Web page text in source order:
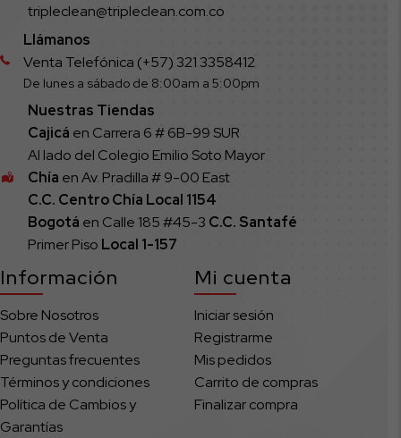
tripleclean@tripleclean.com.co
Llámanos
Venta Telefónica (+57) 321 3358412
De lunes a sábado de 8:00am a 5:00pm
Nuestras Tiendas
Cajicá en Carrera 6 # 6B-99 SUR
Al lado del Colegio Emilio Soto Mayor
Chía en Av. Pradilla # 9-00 East
C.C. Centro Chía Local 1154
Bogotá en Calle 185 #45-3 C.C. Santafé
Primer Piso Local 1-157
Información
Sobre Nosotros
Puntos de Venta
Preguntas frecuentes
Términos y condiciones
Política de Cambios y
Garantías
Mi cuenta
Iniciar sesión
Registrarme
Mis pedidos
Carrito de compras
Finalizar compra